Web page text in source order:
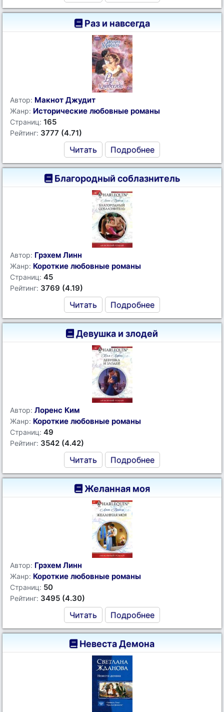
Раз и навсегда
Автор: Макнот Джудит
Жанр: Исторические любовные романы
Страниц: 165
Рейтинг: 3777 (4.71)
Читать Подробнее
Благородный соблазнитель
Автор: Грэхем Линн
Жанр: Короткие любовные романы
Страниц: 45
Рейтинг: 3769 (4.19)
Читать Подробнее
Девушка и злодей
Автор: Лоренс Ким
Жанр: Короткие любовные романы
Страниц: 49
Рейтинг: 3542 (4.42)
Читать Подробнее
Желанная моя
Автор: Грэхем Линн
Жанр: Короткие любовные романы
Страниц: 50
Рейтинг: 3495 (4.30)
Читать Подробнее
Невеста Демона